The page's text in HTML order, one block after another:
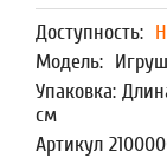
Доступность:
Модель:
Упаковка:
см
Артикул